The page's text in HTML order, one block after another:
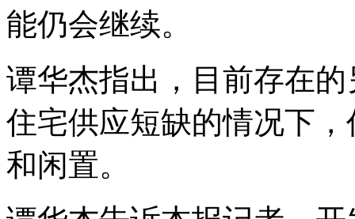
能仍会继续。
谭华杰指出，目前存在
住宅供应短缺的情况下
和闲置。